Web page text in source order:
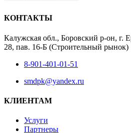
КОНТАКТЫ
Калужская обл., Боровский р-он, г.
28, пав. 16-Б (Строительный рынок)
8-901-401-01-51
smdpk@yandex.ru
КЛИЕНТАМ
Услуги
Партнеры